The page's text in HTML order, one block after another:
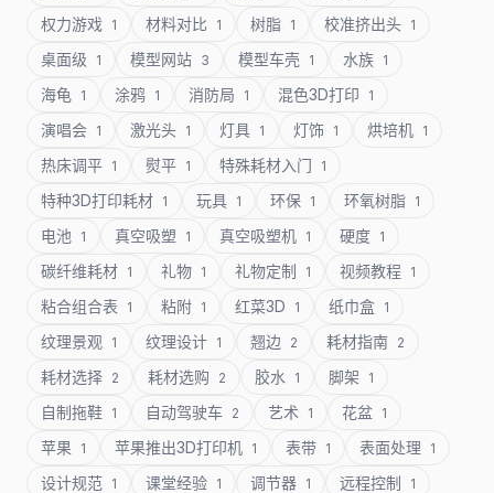
权力游戏 1 材料对比 1 树脂 1 校准挤出头 1
桌面级 1 模型网站 3 模型车壳 1 水族 1
海龟 1 涂鸦 1 消防局 1 混色3D打印 1
演唱会 1 激光头 1 灯具 1 灯饰 1 烘培机 1
热床调平 1 熨平 1 特殊耗材入门 1
特种3D打印耗材 1 玩具 1 环保 1 环氧树脂 1
电池 1 真空吸塑 1 真空吸塑机 1 硬度 1
碳纤维耗材 1 礼物 1 礼物定制 1 视频教程 1
粘合组合表 1 粘附 1 红菜3D 1 纸巾盒 1
纹理景观 1 纹理设计 1 翘边 2 耗材指南 2
耗材选择 2 耗材选购 2 胶水 1 脚架 1
自制拖鞋 1 自动驾驶车 2 艺术 1 花盆 1
苹果 1 苹果推出3D打印机 1 表带 1 表面处理 1
设计规范 1 课堂经验 1 调节器 1 远程控制 1